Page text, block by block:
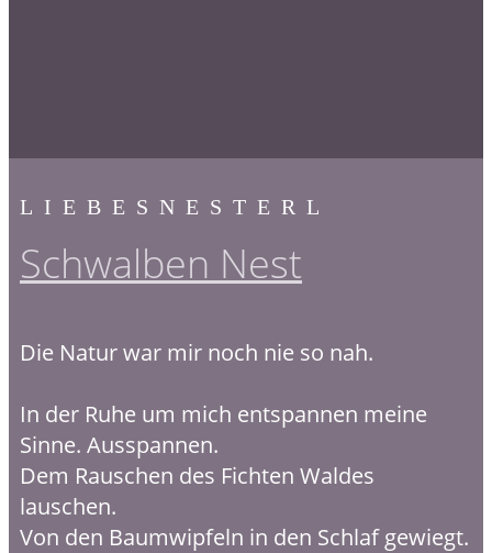
LIEBESNESTERL
Schwalben Nest
Die Natur war mir noch nie so nah.
In der Ruhe um mich entspannen meine
Sinne. Ausspannen.
Dem Rauschen des Fichten Waldes
lauschen.
Von den Baumwipfeln in den Schlaf gewiegt.